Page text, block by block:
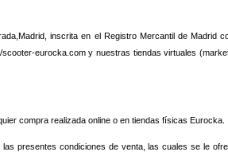
inscrita en el Registro Mercantil de Madrid
eurocka.com y nuestras tiendas virtuales
compra realizada online o en tiendas físicas Eurocka.
presentes condiciones de venta, las cuales se le